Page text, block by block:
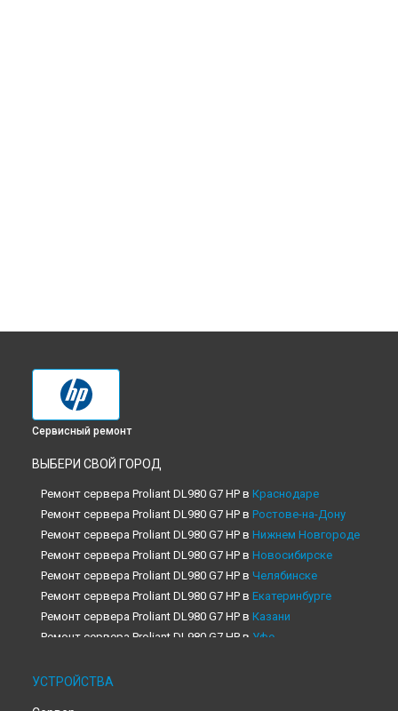
Сервисный ремонт
ВЫБЕРИ СВОЙ ГОРОД
Ремонт сервера Proliant DL980 G7 HP в Краснодаре
Ремонт сервера Proliant DL980 G7 HP в Ростове-на-Дону
Ремонт сервера Proliant DL980 G7 HP в Нижнем Новгороде
Ремонт сервера Proliant DL980 G7 HP в Новосибирске
Ремонт сервера Proliant DL980 G7 HP в Челябинске
Ремонт сервера Proliant DL980 G7 HP в Екатеринбурге
Ремонт сервера Proliant DL980 G7 HP в Казани
Ремонт сервера Proliant DL980 G7 HP в Уфе
Ремонт сервера Proliant DL980 G7 HP в
УСТРОЙСТВА